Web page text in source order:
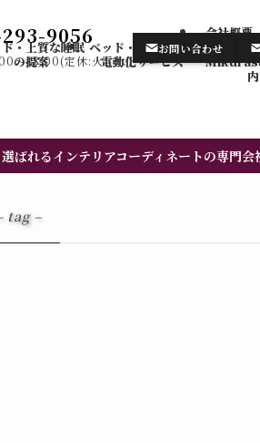
・上質な睡眠
の提案
ベッド・カーテンの
電動化サービス
会社概
プ・
内​
ばれるインテリアコーディネートの専門会
tag –
9056
〜18:00(定休:火・水)
お問い合わせ